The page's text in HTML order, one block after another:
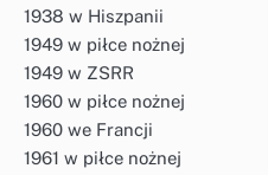
1938 w Hiszpanii
1949 w piłce nożnej
1949 w ZSRR
1960 w piłce nożnej
1960 we Francji
1961 w piłce nożnej